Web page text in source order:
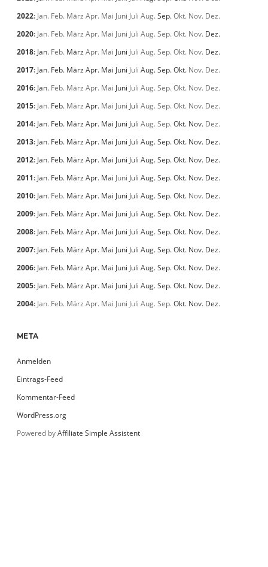
2022: Jan. Feb. März Apr. Mai Juni Juli Aug.Sep.Okt. Nov. Dez.
2020: Jan. Feb. März Apr. Mai Juni Juli Aug.Sep.Okt. Nov. Dez.
2018: Jan. Feb. März Apr. Mai Juni Juli Aug.Sep.Okt. Nov. Dez.
2017: Jan. Feb. März Apr. Mai Juni Juli Aug.Sep.Okt. Nov. Dez.
2016: Jan. Feb. März Apr. Mai Juni Juli Aug.Sep.Okt. Nov. Dez.
2015: Jan. Feb. März Apr. Mai Juni Juli Aug.Sep.Okt. Nov. Dez.
2014: Jan. Feb. März Apr. Mai Juni Juli Aug.Sep.Okt. Nov. Dez.
2013: Jan. Feb. März Apr. Mai Juni Juli Aug.Sep.Okt. Nov. Dez.
2012: Jan. Feb. März Apr. Mai Juni Juli Aug.Sep.Okt. Nov. Dez.
2011: Jan. Feb. März Apr. Mai Juni Juli Aug.Sep.Okt. Nov. Dez.
2010: Jan. Feb. März Apr. Mai Juni Juli Aug.Sep.Okt. Nov. Dez.
2009: Jan. Feb. März Apr. Mai Juni Juli Aug.Sep.Okt. Nov. Dez.
2008: Jan. Feb. März Apr. Mai Juni Juli Aug.Sep.Okt. Nov. Dez.
2007: Jan. Feb. März Apr. Mai Juni Juli Aug.Sep.Okt. Nov. Dez.
2006: Jan. Feb. März Apr. Mai Juni Juli Aug.Sep.Okt. Nov. Dez.
2005: Jan. Feb. März Apr. Mai Juni Juli Aug.Sep.Okt. Nov. Dez.
2004: Jan. Feb. März Apr. Mai Juni Juli Aug.Sep.Okt. Nov. Dez.
META
Anmelden
Eintrags-Feed
Kommentar-Feed
WordPress.org
Powered byAffiliate Simple Assistent